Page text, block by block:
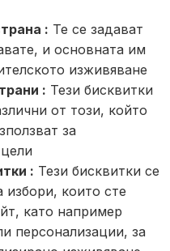
: Те се задават
и основната им
изживяване
: Тези бисквитки
от този, който
за
: Тези бисквитки се
избори, които сте
като например
персонализации, за